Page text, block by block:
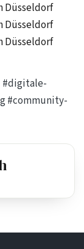
Düsseldorf
Düsseldorf
Düsseldorf
#digitale-
#community-